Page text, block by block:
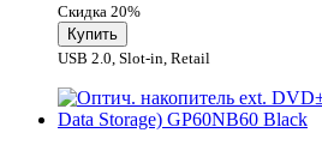
Скидка 20%
USB 2.0, Slot-in, Retail